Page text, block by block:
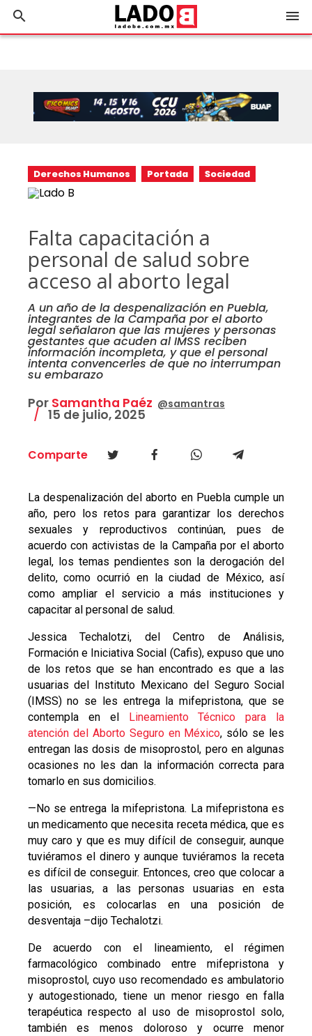
search menu
Derechos Humanos Portada Sociedad
Falta capacitación a
personal de salud sobre
acceso al aborto legal
A un año de la despenalización en Puebla,
integrantes de la Campaña por el aborto
legal señalaron que las mujeres y personas
gestantes que acuden al IMSS reciben
información incompleta, y que el personal
intenta convencerles de que no interrumpan
su embarazo
Por Samantha Paéz @samantras
15 de julio, 2025
Comparte
La despenalización del aborto en Puebla cumple un
año, pero los retos para garantizar los derechos
sexuales y reproductivos continúan, pues de
acuerdo con activistas de la Campaña por el aborto
legal, los temas pendientes son la derogación del
delito, como ocurrió en la ciudad de México, así
como ampliar el servicio a más instituciones y
capacitar al personal de salud.
Jessica Techalotzi, del Centro de Análisis,
Formación e Iniciativa Social (Cafis), expuso que uno
de los retos que se han encontrado es que a las
usuarias del Instituto Mexicano del Seguro Social
(IMSS) no se les entrega la mifepristona, que se
contempla en el
Lineamiento Técnico para la
atención del Aborto Seguro en México, sólo se les
entregan las dosis de misoprostol, pero en algunas
ocasiones no les dan la información correcta para
tomarlo en sus domicilios.
—No se entrega la mifepristona. La mifepristona es
un medicamento que necesita receta médica, que es
muy caro y que es muy difícil de conseguir, aunque
tuviéramos el dinero y aunque tuviéramos la receta
es difícil de conseguir. Entonces, creo que colocar a
las usuarias, a las personas usuarias en esta
posición, es colocarlas en una posición de
desventaja –dijo Techalotzi.
De acuerdo con el lineamiento, el régimen
farmacológico combinado entre mifepristona y
misoprostol, cuyo uso recomendado es ambulatorio
y autogestionado, tiene un menor riesgo en falla
terapéutica respecto al uso de misoprostol solo,
también es menos doloroso y ocurre menor